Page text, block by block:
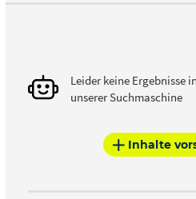
Leider keine Ergebnisse in
unserer Suchmaschine
Inhalte